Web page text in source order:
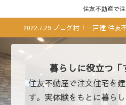
住友不動産で
2022.7.29 ブログ村「一戸建 住友
暮らしに役立つ「
住友不動産で注文住宅を
す。実体験をもとに暮ら